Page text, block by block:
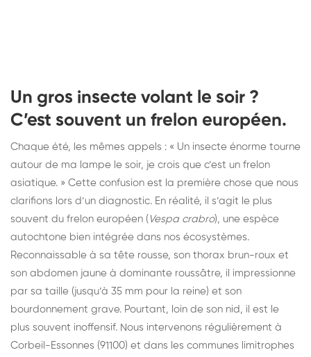
Un gros insecte volant le soir ?
C’est souvent un frelon européen.
Chaque été, les mêmes appels : « Un insecte énorme tourne
autour de ma lampe le soir, je crois que c’est un frelon
asiatique. » Cette confusion est la première chose que nous
clarifions lors d’un diagnostic. En réalité, il s’agit le plus
souvent du frelon européen ( Vespa crabro), une espèce
autochtone bien intégrée dans nos écosystèmes.
Reconnaissable à sa tête rousse, son thorax brun-roux et
son abdomen jaune à dominante roussâtre, il impressionne
par sa taille (jusqu’à 35 mm pour la reine) et son
bourdonnement grave. Pourtant, loin de son nid, il est le
plus souvent inoffensif. Nous intervenons régulièrement à
Corbeil-Essonnes (91100) et dans les communes limitrophes